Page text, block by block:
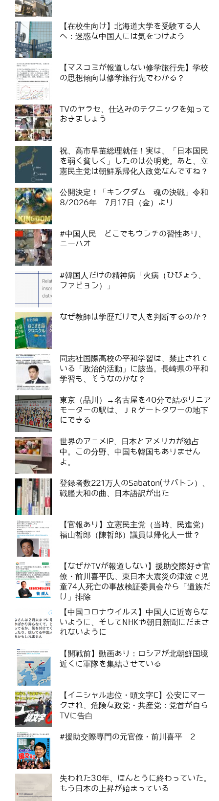
【在校生向け】北海道大学を受験する人
へ：迷惑な中国人には気をつけよう
【マスコミが報道しない修学旅行先】学校
の思想傾向は修学旅行先でわかる？
TVのヤラセ、仕込みのテクニックを知って
おきましょう
祝、高市早苗総理就任！実は、「日本国民
を弱く貧しく」したのは公明党。あと、立
憲民主党は朝鮮系帰化人政党なんですね？
公開決定！「キングダム 魂の決戦」令和
8/2026年 7月17日（金）より
#中国人民 どこでもウンチの習性あり、
ニーハオ
#韓国人だけの精神病「火病（ひびょう、
ファビョン）」
なぜ教師は学歴だけで人を判断するのか？
同志社国際高校の平和学習は、禁止されて
いる「政治的活動」に該当。長崎県の平和
学習も、そうなのかな？
東京（品川）→名古屋を40分で結ぶリニア
モーターの駅は、ＪＲゲートタワーの地下
にできる
世界のアニメIP、日本とアメリカが独占
中。この分野、中国も韓国もありません
よ。
登録者数221万人のSabaton(サバトン）、
戦艦大和の曲、日本語訳が出た
【官報あり】立憲民主党（当時、民進党）
福山哲郎（陳哲郎）議員は帰化人一世？
【なぜかTVが報道しない】援助交際好き官
僚・前川喜平氏、東日本大震災の津波で児
童74人死亡の事故検証委員会から「遺族だ
け」排除
【中国コロナウイルス】中国人に近寄らな
いように、そしてNHKや朝日新聞にだまさ
れないように
【開戦前】動画あり：ロシアが北朝鮮国境
近くに軍隊を集結させている
【イニシャル志位・頭文字C】公安にマー
クされ、危険な政党・共産党：党首が自ら
TVに告白
#援助交際専門の元官僚・前川喜平 2
失われた30年、ほんとうに終わっていた。
もう日本の上昇が始まっている